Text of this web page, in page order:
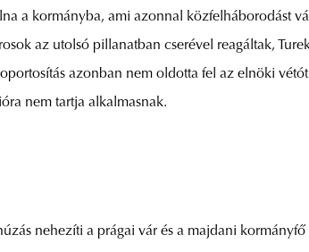
a kormányba, ami azonnal közfelháborodást
az utolsó pillanatban cserével reagáltak,
azonban nem oldotta fel az elnöki
nem tartja alkalmasnak.
nehezíti a prágai vár és a majdani